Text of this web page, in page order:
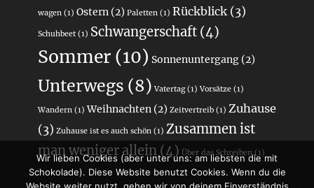
wagen (1) Ostern (2) Paletten (1) Rückblick(3)
Schuhbeet (1) Schwangerschaft (4)
Sommer (10) Sonnenuntergang (2)
Unterwegs (8) Vatertag(1) Vorsätze (1)
Wandern (1) Weihnachten (2) Zeitvertreib (1) Zuhause
(3) Zuhause ist es auch schön (1) Zusammen ist
man weniger allein (4) Über das Schreiben(1)
Wir lieben Cookies (aber unter uns: am liebsten die mit
Schokolade). Diese Website benutzt Cookies. Wenn du die